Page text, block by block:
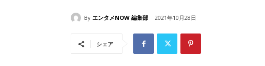
By エンタメNOW 編集部 2021年10月28日
シェア